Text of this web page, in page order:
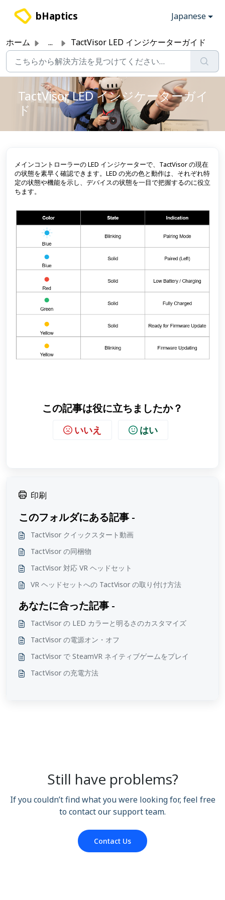
bHaptics Japanese
ホーム ... TactVisor LED インジケーターガイド
TactVisor LED インジケーターガイ
ド
メインコントローラーの LED インジケーターで、TactVisor の現在
の状態を素早く確認できます。LED の光の色と動作は、それぞれ特
定の状態や機能を示し、デバイスの状態を一目で把握するのに役立
ちます。
この記事は役に立ちましたか？
いいえ はい
印刷
このフォルダにある記事 -
TactVisor クイックスタート動画
TactVisor の同梱物
TactVisor 対応 VR ヘッドセット
VR ヘッドセットへの TactVisor の取り付け方法
あなたに合った記事 -
TactVisor の LED カラーと明るさのカスタマイズ
TactVisor の電源オン・オフ
TactVisor で SteamVR ネイティブゲームをプレイ
TactVisor の充電方法
Still have problems?
If you couldn’t find what you were looking for, feel free
to contact our support team.